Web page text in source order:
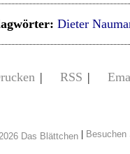
Dieter
| RSS |
|